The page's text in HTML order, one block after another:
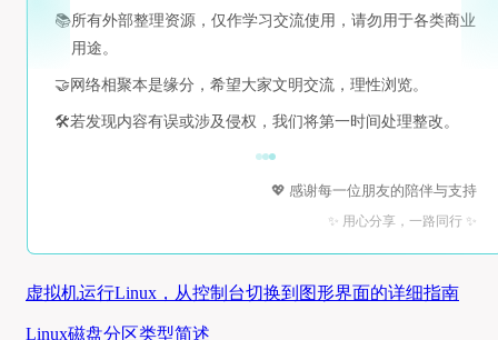
📚所有外部整理资源，仅作学习交流使用，请勿用于各类商业
用途。
🤝 网络相聚本是缘分，希望大家文明交流，理性浏览。
🛠️若发现内容有误或涉及侵权，我们将第一时间处理整改。
💖 感谢每一位朋友的陪伴与支持
✨ 用心分享，一路同行 ✨
虚拟机运行Linux，从控制台切换到图形界面的详细指南
Linux磁盘分区类型简述